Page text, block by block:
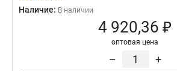
Наличие: В наличии
4 920,36 ₽
оптовая цена
– +